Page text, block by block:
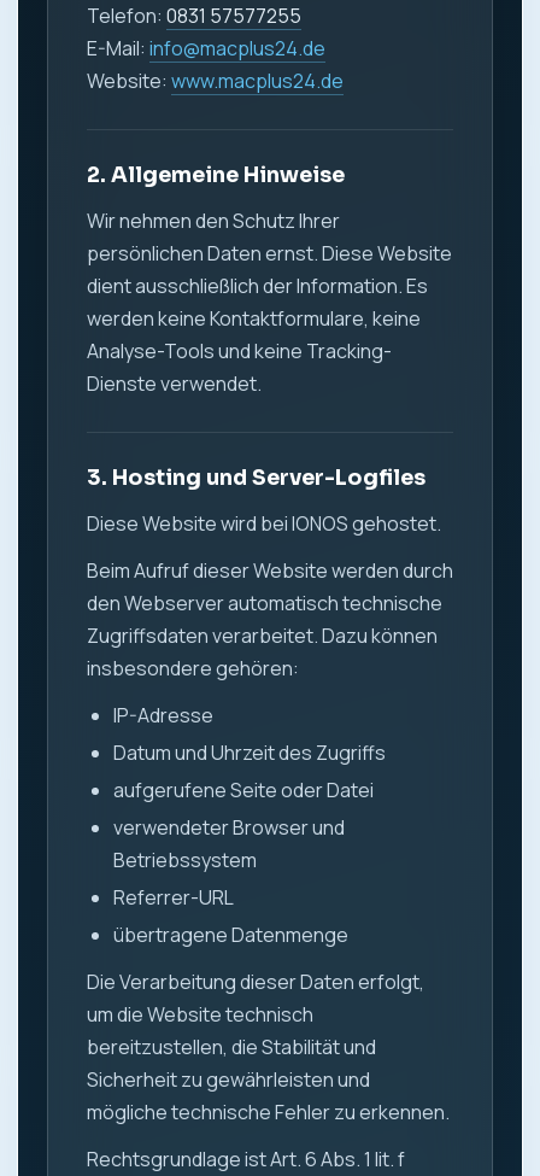
Telefon: 0831 57577255
E-Mail: info@macplus24.de
Website: www.macplus24.de
2. Allgemeine Hinweise
Wir nehmen den Schutz Ihrer
persönlichen Daten ernst. Diese Website
dient ausschließlich der Information. Es
werden keine Kontaktformulare, keine
Analyse-Tools und keine Tracking-
Dienste verwendet.
3. Hosting und Server-Logfiles
Diese Website wird bei IONOS gehostet.
Beim Aufruf dieser Website werden durch
den Webserver automatisch technische
Zugriffsdaten verarbeitet. Dazu können
insbesondere gehören:
IP-Adresse
Datum und Uhrzeit des Zugriffs
aufgerufene Seite oder Datei
verwendeter Browser und
Betriebssystem
Referrer-URL
übertragene Datenmenge
Die Verarbeitung dieser Daten erfolgt,
um die Website technisch
bereitzustellen, die Stabilität und
Sicherheit zu gewährleisten und
mögliche technische Fehler zu erkennen.
Rechtsgrundlage ist Art. 6 Abs. 1 lit. f